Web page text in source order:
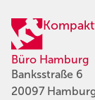
Büro Hamburg
Banksstraße 6
20097